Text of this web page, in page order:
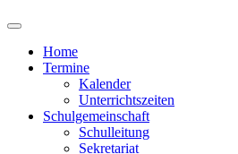
Home
Termine
Kalender
Unterrichtszeiten
Schulgemeinschaft
Schulleitung
Sekretariat